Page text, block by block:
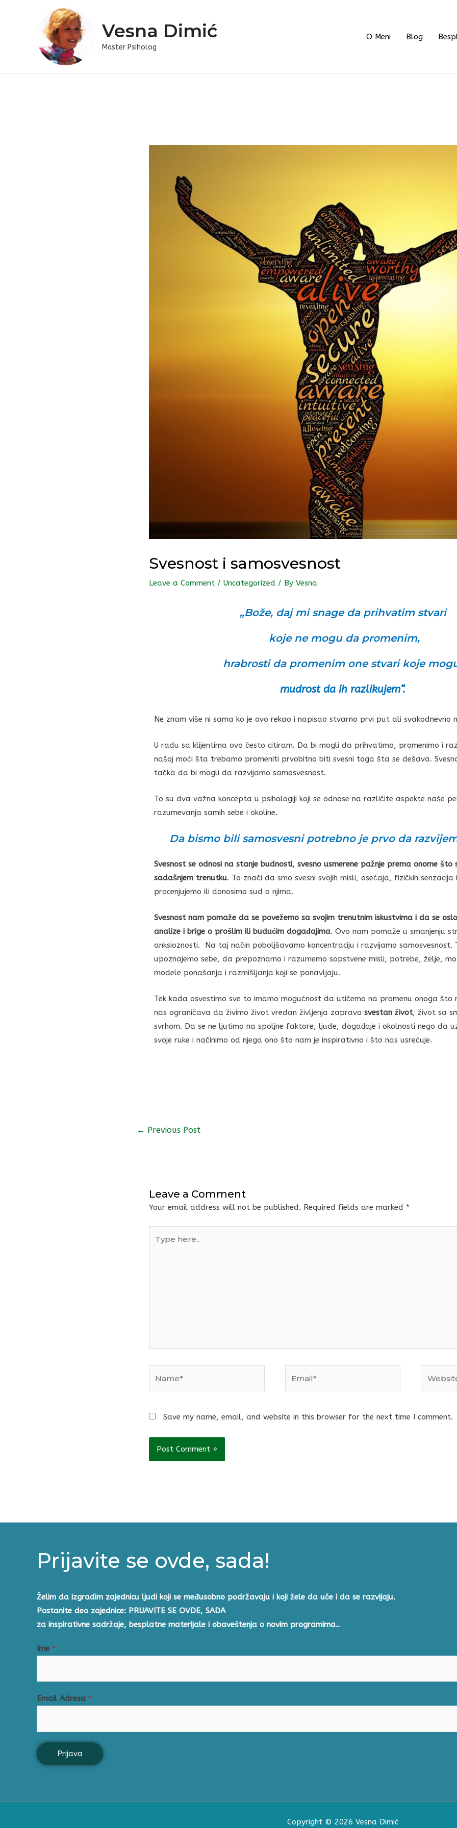
Vesna Dimić
Master Psiholog
O Meni Blog
Svesnost i samosvesnost
Leave a Comment /Uncategorized / ByVesna
„Bože, daj mi snage da prihvatim stvari
koje ne mogu da promenim,
hrabrosti da promenim one stvari koje
mudrost da ih razlikujem“.
Ne znam više ni sama ko je ovo rekao i napisao stvarno prvi put ali svakodnevno
U radu sa klijentima ovo često citiram. Da bi mogli da prihvatimo, promenimo i
našoj moći šta trebamo promeniti prvobitno biti svesni toga šta se dešava.
tačka da bi mogli da razvijamo samosvesnost.
To su dva važna koncepta u psihologiji koji se odnose na različite aspekte naše
razumevanja samih sebe i okoline.
Da bismo bili samosvesni potrebno je prvo da
Svesnost se odnosi na stanje budnosti, svesno usmerene pažnje prema onome što
sadašnjem trenutku. To znači da smo svesni svojih misli, osećaja, fizičkih
procenjujemo ili donosimo sud o njima.
Svesnost nam pomaže da se povežemo sa svojim trenutnim iskustvima i da se
analize i brige o prošlim ili budućim događajima. Ovo nam pomaže u smanjenju
anksioznosti. Na taj način poboljšavamo koncentraciju i razvijamo samosvesnost.
upoznajemo sebe, da prepoznamo i razumemo sopstvene misli, potrebe, želje,
modele ponašanja i razmišljanja koji se ponavljaju.
Tek kada osvestimo sve to imamo mogućnost da utičemo na promenu onoga što
nas ograničava da živimo život vredan življenja zapravosvestan život, život sa
svrhom. Da se ne ljutimo na spoljne faktore, ljude, događaje i okolnosti nego da
svoje ruke i načinimo od njega ono što nam je inspirativno i što nas usrećuje.
← Previous Post
Leave a Comment
Your email address will not be published. Required fields are marked *
here..
Save my name, email, and website in this browser for the next time I comment.
Prijavite se ovde, sada!
Želim da izgradim zajednicu ljudi koji se međusobno podržavaju i koji žele da uče i da se razvijaju.
Postanite deo zajednice: PRIJAVITE SE OVDE, SADA
za inspirativne sadržaje, besplatne materijale i obaveštenja o novim programima..
Ime *
Email Adresa *
Prijava
Copyright © 2026 Vesna Dimić